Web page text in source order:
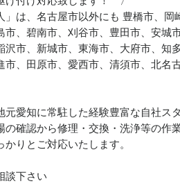
」は、名古屋市以外にも 豊橋市、
市、碧南市、刈谷市、豊田市、安城
沢市、新城市、東海市、大府市、知
市、田原市、愛西市、清須市、北名
元愛知に常駐した経験豊富な自社スタ
の確認から修理・交換・洗浄等の作
りとご対応いたします。
談下さい